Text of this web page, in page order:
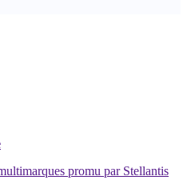
promu par Stellantis